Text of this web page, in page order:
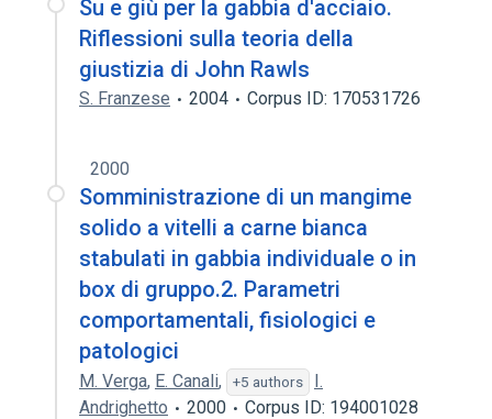
Su e giù per la gabbia d'acciaio.
Riflessioni sulla teoria della
giustizia di John Rawls
S. Franzese 2004 Corpus ID: 170531726
2000
Somministrazione di un mangime
solido a vitelli a carne bianca
stabulati in gabbia individuale o in
box di gruppo.2. Parametri
comportamentali, fisiologici e
patologici
M. Verga, E. Canali, +5 authors
I.
Andrighetto
2000 Corpus ID: 194001028